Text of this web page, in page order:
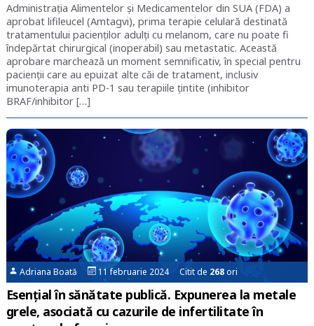
Administrația Alimentelor și Medicamentelor din SUA (FDA) a
aprobat lifileucel (Amtagvi), prima terapie celulară destinată
tratamentului pacienților adulți cu melanom, care nu poate fi
îndepărtat chirurgical (inoperabil) sau metastatic. Această
aprobare marchează un moment semnificativ, în special pentru
pacienții care au epuizat alte căi de tratament, inclusiv
imunoterapia anti PD-1 sau terapiile țintite (inhibitor
BRAF/inhibitor […]
Adriana Boată 11 februarie 2024 Citit de 268ori
Esențial în sănătate publică. Expunerea la metale
grele, asociată cu cazurile de infertilitate în